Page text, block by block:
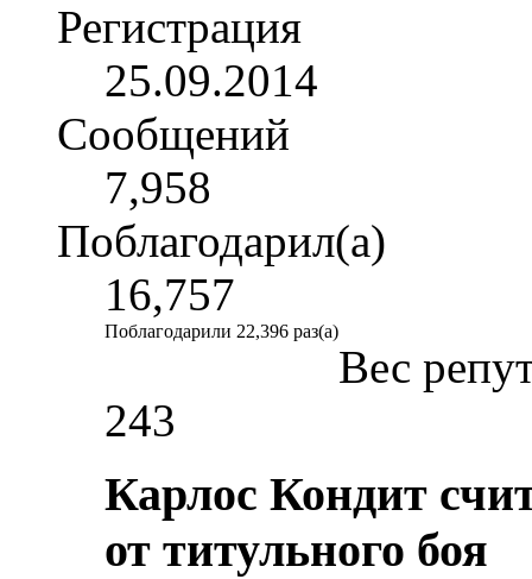
Регистрация
25.09.2014
Сообщений
7,958
Поблагодарил(а)
16,757
Поблагодарили 22,396 раз(а)
Вес
243
Карлос Кондит
от титульного боя